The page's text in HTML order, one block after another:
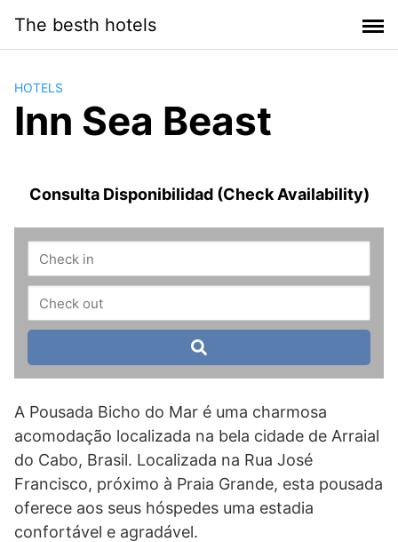
contenido
The besth hotels
HOTELS
Inn Sea Beast
Consulta Disponibilidad (Check Availability)
A Pousada Bicho do Mar é uma charmosa
acomodação localizada na bela cidade de Arraial
do Cabo, Brasil. Localizada na Rua José
Francisco, próximo à Praia Grande, esta pousada
oferece aos seus hóspedes uma estadia
confortável e agradável.